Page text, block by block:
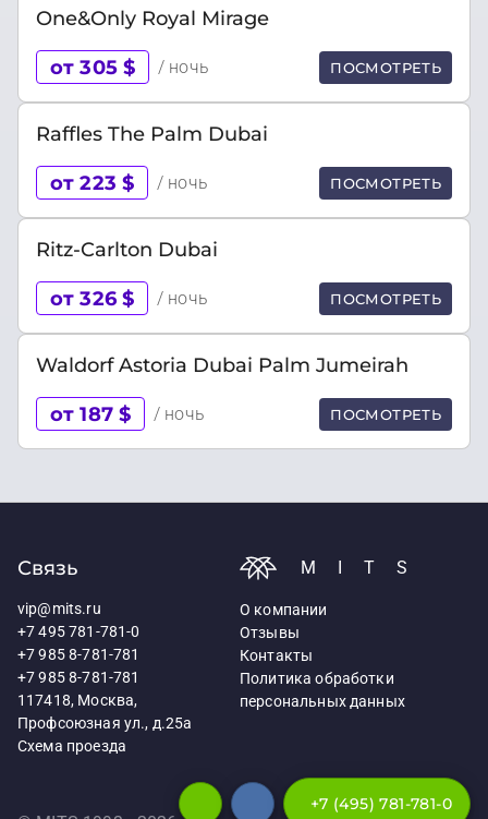
One&Only Royal Mirage
от 305 $ / ночь ПОСМОТРЕТЬ
Raffles The Palm Dubai
от 223 $ / ночь ПОСМОТРЕТЬ
Ritz-Carlton Dubai
от 326 $ / ночь ПОСМОТРЕТЬ
Waldorf Astoria Dubai Palm Jumeirah
от 187 $ / ночь ПОСМОТРЕТЬ
Связь
vip@mits.ru
+7 495 781-781-0
+7 985 8-781-781
+7 985 8-781-781
117418, Москва,
Профсоюзная ул., д.25а
Схема проезда
MITS
О компании
Отзывы
Контакты
Политика обработки
персональных данных
+7 (495) 781-781-0